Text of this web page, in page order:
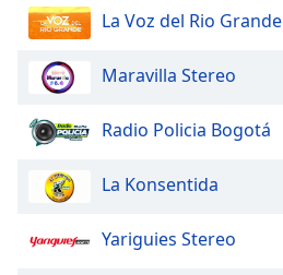
La Voz del Rio Grande
Maravilla Stereo
Radio Policia Bogotá
La Konsentida
Yariguies Stereo